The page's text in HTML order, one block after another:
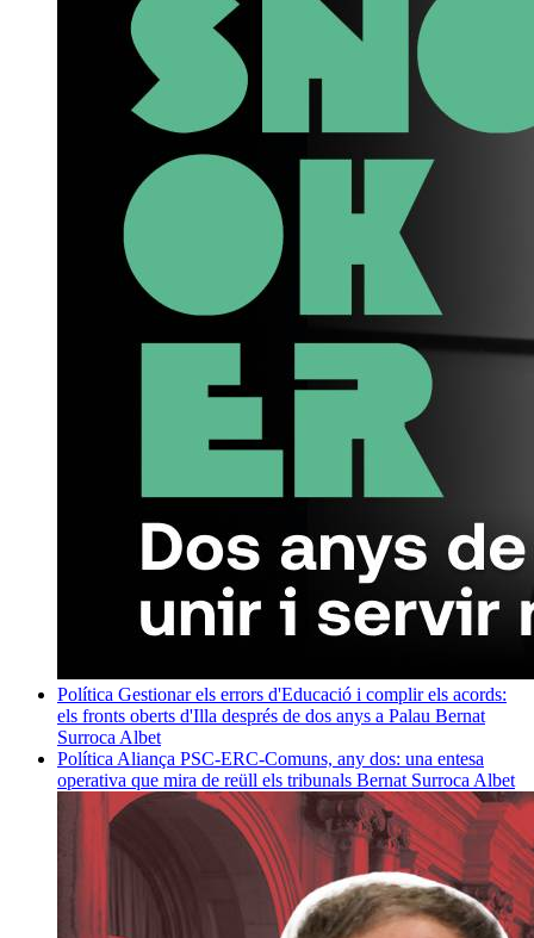
Política Gestionar els errors d'Educació i complir els acords:
els fronts oberts d'Illa després de dos anys a Palau Bernat
Surroca Albet
Política Aliança PSC-ERC-Comuns, any dos: una entesa
operativa que mira de reüll els tribunals Bernat Surroca Albet